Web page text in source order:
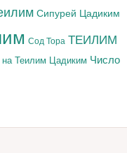
Сипурей Цадиким
Сод Тора ТЕИЛИМ
Теилим Цадиким Число